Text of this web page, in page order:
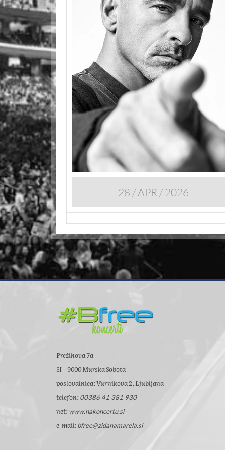
28 / APR / 2026
Prežihova 7a
SI – 9000 Murska Sobota
poslovalnica: Vurnikova 2, Ljubljana
telefon:00386 41 381 930
net:www.nakoncertu.si
e-mail:bfree@zidanamarela.si